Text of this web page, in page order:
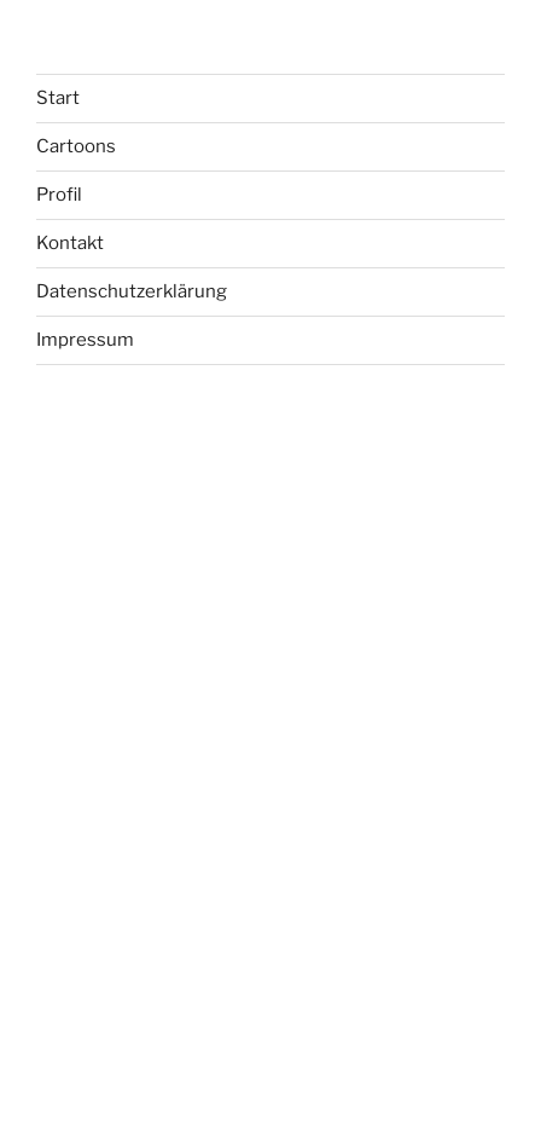
Start
Cartoons
Profil
Kontakt
Datenschutzerklärung
Impressum